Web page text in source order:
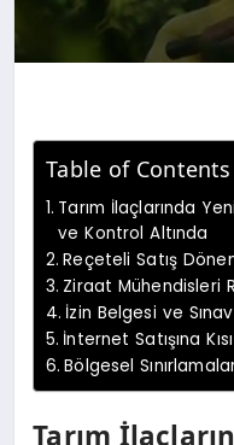
Table of Contents
Tarım İlaçlarında
ve Kontrol Altında
Reçeteli Satış
Ziraat Mühendisleri
İzin Belgesi ve
İnternet Satışına
Bölgesel
Tarım